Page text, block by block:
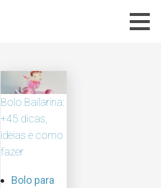
Bolo Bailarina:
+45 dicas,
ideias e como
fazer
Bolo para